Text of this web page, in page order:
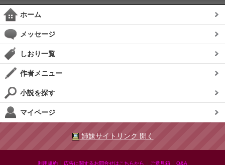
ホーム
メッセージ
しおり一覧
作者メニュー
小説を探す
マイページ
姉妹サイトリンク 開く
利用規約 広告に関するお問合せはこちらから ご意見箱 Q&A